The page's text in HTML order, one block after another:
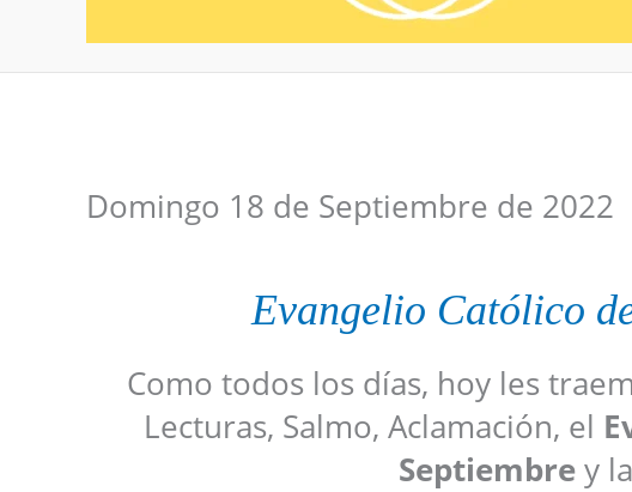
Domingo 18 de Septiembre de 2022
Evangelio Católico
Como todos los días, hoy les
Lecturas, Salmo, Aclamación, el
Septiembrey